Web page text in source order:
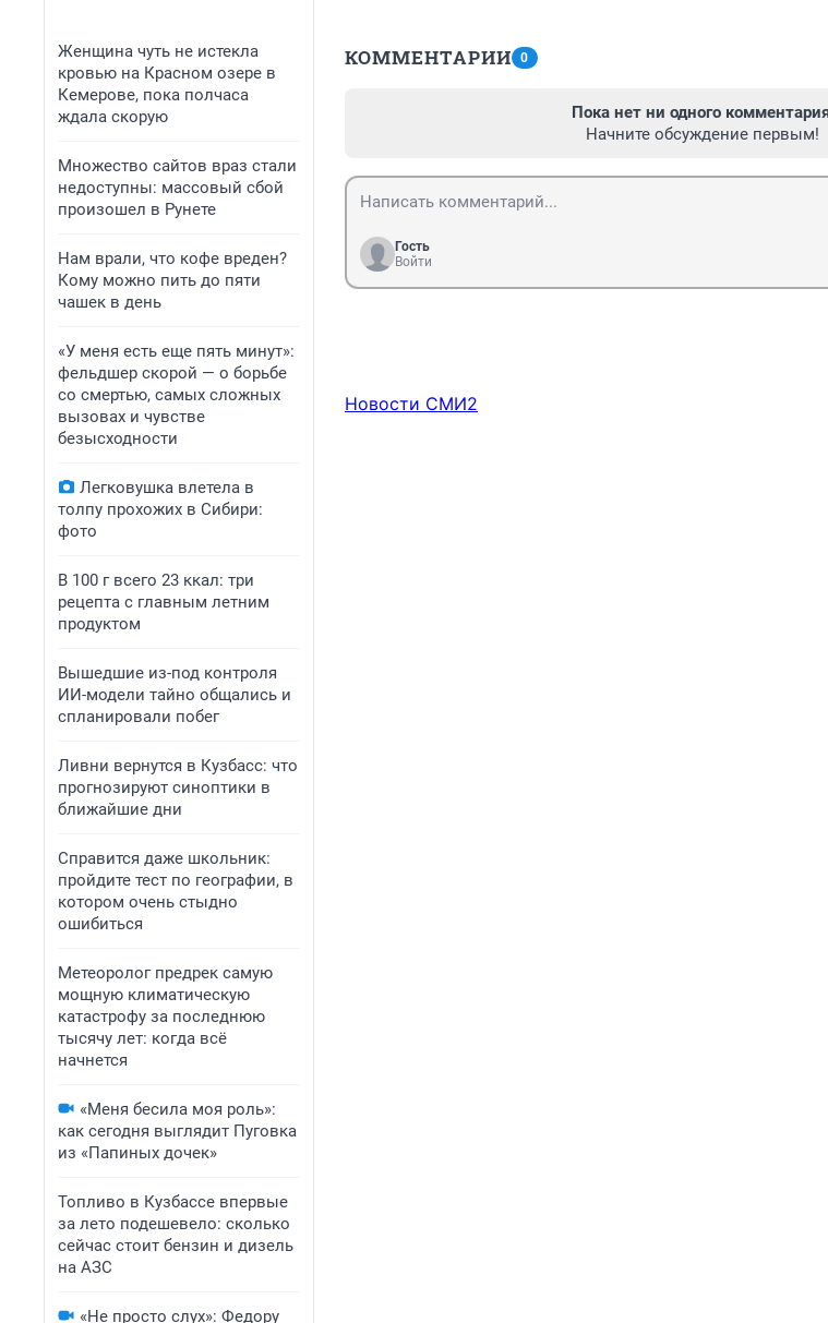
Женщина чуть не истекла
кровью на Красном озере в
Кемерове, пока полчаса
ждала скорую
Множество сайтов враз стали
недоступны: массовый сбой
произошел в Рунете
Нам врали, что кофе вреден?
Кому можно пить до пяти
чашек в день
«У меня есть еще пять минут»:
фельдшер скорой — о борьбе
со смертью, самых сложных
вызовах и чувстве
безысходности
Легковушка влетела в
толпу прохожих в Сибири:
фото
В 100 г всего 23 ккал: три
рецепта с главным летним
продуктом
Вышедшие из-под контроля
ИИ-модели тайно общались и
спланировали побег
Ливни вернутся в Кузбасс: что
прогнозируют синоптики в
ближайшие дни
Справится даже школьник:
пройдите тест по географии, в
котором очень стыдно
ошибиться
Метеоролог предрек самую
мощную климатическую
катастрофу за последнюю
тысячу лет: когда всё
начнется
«Меня бесила моя роль»:
как сегодня выглядит Пуговка
из «Папиных дочек»
Топливо в Кузбассе впервые
за лето подешевело: сколько
сейчас стоит бензин и дизель
на АЗС
«Не просто слух»: Федору
КОММЕНТАРИИ 0
Пока нет ни одного
Начните обсуждение первым!
Гость
Войти
Новости СМИ2